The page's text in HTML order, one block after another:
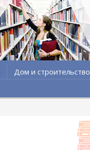
Дом и строительство